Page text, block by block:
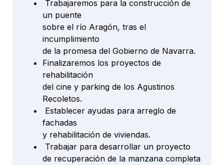
Trabajaremos para la construcción de
un puente
sobre el río Aragón, tras el
incumplimiento
de la promesa del Gobierno de Navarra.
Finalizaremos los proyectos de
rehabilitación
del cine y parking de los Agustinos
Recoletos.
Establecer ayudas para arreglo de
fachadas
y rehabilitación de viviendas.
Trabajar para desarrollar un proyecto
de recuperación de la manzana completa